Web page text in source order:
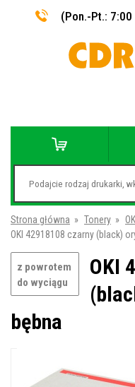
(Pon.-Pt.:
Strona główna » Tonery » OKI
OKI 42918108 czarny (black)
z powrotem
do wyciągu
OKI
bębna